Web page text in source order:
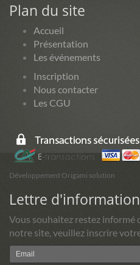
Plan du site
Accueil
Présentation
Les événements
Inscription
Nous contacter
Les CGU
Développement Origami solution
Lettre
Vous souhaitez restez informé
notre site, veuillez inscrire